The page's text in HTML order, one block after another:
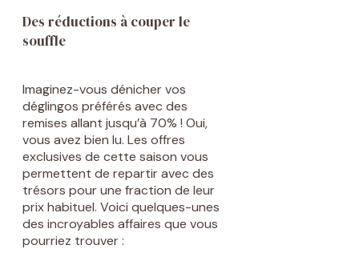
Des réductions à couper le
souffle
Imaginez-vous dénicher vos
déglingos préférés avec des
remises allant jusqu’à 70% ! Oui,
vous avez bien lu. Les offres
exclusives de cette saison vous
permettent de repartir avec des
trésors pour une fraction de leur
prix habituel. Voici quelques-unes
des incroyables affaires que vous
pourriez trouver :